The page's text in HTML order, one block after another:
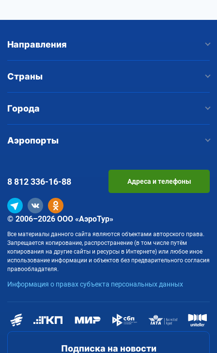
Направления
Страны
Города
Аэропорты
Подписка на новости
© 2006–2026 ООО «АэроТур»
Все материалы данного сайта являются объектами авторского права.
Запрещается копирование, распространение (в том числе путём
копирования на другие сайты и ресурсы в Интернете) или любое иное
использование информации и объектов без предварительного согласия
правообладателя.
Информация о правах субъекта персональных данных
8 812336-16-88 Адреса и телефоны